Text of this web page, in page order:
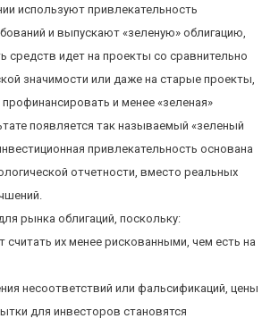
используют привлекательность
и выпускают «зеленую» облигацию,
средств идет на проекты со сравнительно
значимости или даже на старые проекты,
и менее «зеленая»
появляется так называемый «зеленый
привлекательность основана
отчетности, вместо реальных
рынка облигаций, поскольку:
считать их менее рискованными, чем есть на
несоответствий или фальсификаций, цены
для инвесторов становятся